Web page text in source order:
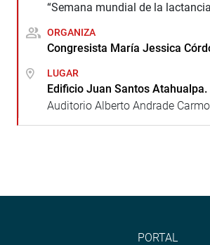
“Semana mundial de la
ORGANIZA
Congresista María Jessica
LUGAR
Edificio Juan Santos Atahualpa.
Auditorio Alberto Andrade
PORTAL